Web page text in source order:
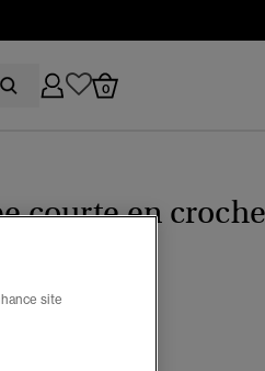
0
courte en
site